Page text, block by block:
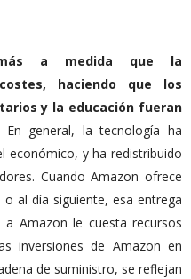
a medida que la
haciendo que los
y la educación fueran
En general, la tecnología ha
económico, y ha redistribuido
Cuando Amazon ofrece
al día siguiente, esa entrega
Amazon le cuesta recursos
inversiones de Amazon en
de suministro, se reflejan